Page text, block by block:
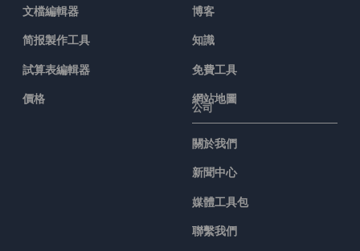
文檔編輯器
简报製作工具
試算表編輯器
價格
博客
知識
免費工具
網站地圖
公司
關於我們
新聞中心
媒體工具包
聯繫我們